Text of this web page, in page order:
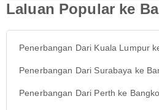
Laluan Popular ke
Penerbangan Dari Kuala Lumpur
Penerbangan Dari Surabaya ke
Penerbangan Dari Perth ke